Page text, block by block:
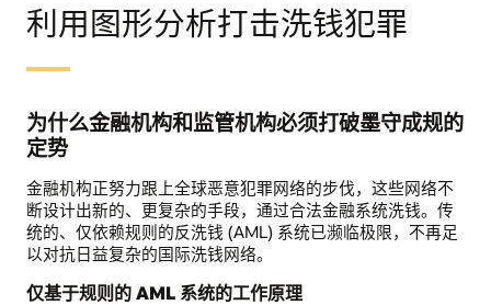
利用图形分析打击洗钱犯罪
为什么金融机构和监管机构必须打破墨守成规的
定势
金融机构正努力跟上全球恶意犯罪网络的步伐，这些网络不
断设计出新的、更复杂的手段，通过合法金融系统洗钱。传
统的、仅依赖规则的反洗钱 (AML) 系统已濒临极限，不再足
以对抗日益复杂的国际洗钱网络。
仅基于规则的 AML 系统的工作原理